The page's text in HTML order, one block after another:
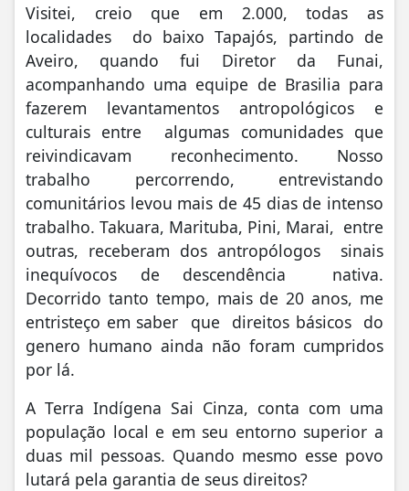
Visitei, creio que em 2.000, todas as
localidades do baixo Tapajós, partindo de
Aveiro, quando fui Diretor da Funai,
acompanhando uma equipe de Brasilia para
fazerem levantamentos antropológicos e
culturais entre algumas comunidades que
reivindicavam reconhecimento. Nosso
trabalho percorrendo, entrevistando
comunitários levou mais de 45 dias de intenso
trabalho. Takuara, Marituba, Pini, Marai, entre
outras, receberam dos antropólogos sinais
inequívocos de descendência nativa.
Decorrido tanto tempo, mais de 20 anos, me
entristeço em saber que direitos básicos do
genero humano ainda não foram cumpridos
por lá.
A Terra Indígena Sai Cinza, conta com uma
população local e em seu entorno superior a
duas mil pessoas. Quando mesmo esse povo
lutará pela garantia de seus direitos?